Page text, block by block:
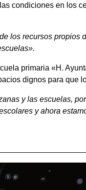
condiciones en los
los recursos propios
primaria «H.
dignos para que
y las escuelas,
y ahora